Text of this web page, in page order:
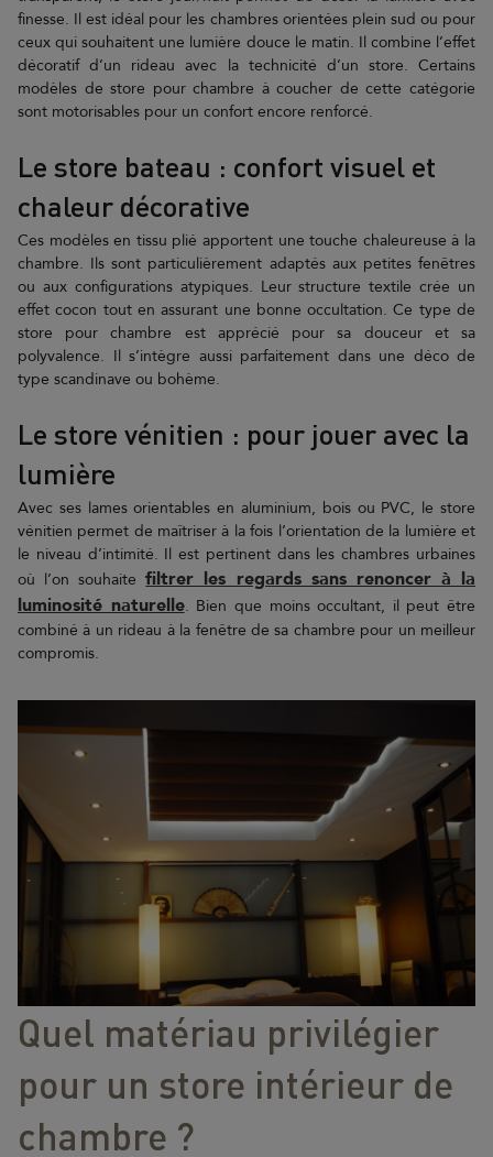
finesse. Il est idéal pour les chambres orientées plein sud ou pour
ceux qui souhaitent une lumière douce le matin. Il combine l’effet
décoratif d’un rideau avec la technicité d’un store. Certains
modèles de store pour chambre à coucher de cette catégorie
sont motorisables pour un confort encore renforcé.
Le store bateau : confort visuel et
chaleur décorative
Ces modèles en tissu plié apportent une touche chaleureuse à la
chambre. Ils sont particulièrement adaptés aux petites fenêtres
ou aux configurations atypiques. Leur structure textile crée un
effet cocon tout en assurant une bonne occultation. Ce type de
store pour chambre est apprécié pour sa douceur et sa
polyvalence. Il s’intègre aussi parfaitement dans une déco de
type scandinave ou bohème.
Le store vénitien : pour jouer avec la
lumière
Avec ses lames orientables en aluminium, bois ou PVC, le store
vénitien permet de maîtriser à la fois l’orientation de la lumière et
le niveau d’intimité. Il est pertinent dans les chambres urbaines
où l’on souhaitefiltrer les regards sans renoncer à la
luminosité naturelle. Bien que moins occultant, il peut être
combiné à un rideau à la fenêtre de sa chambre pour un meilleur
compromis.
Quel matériau privilégier
pour un store intérieur de
chambre ?